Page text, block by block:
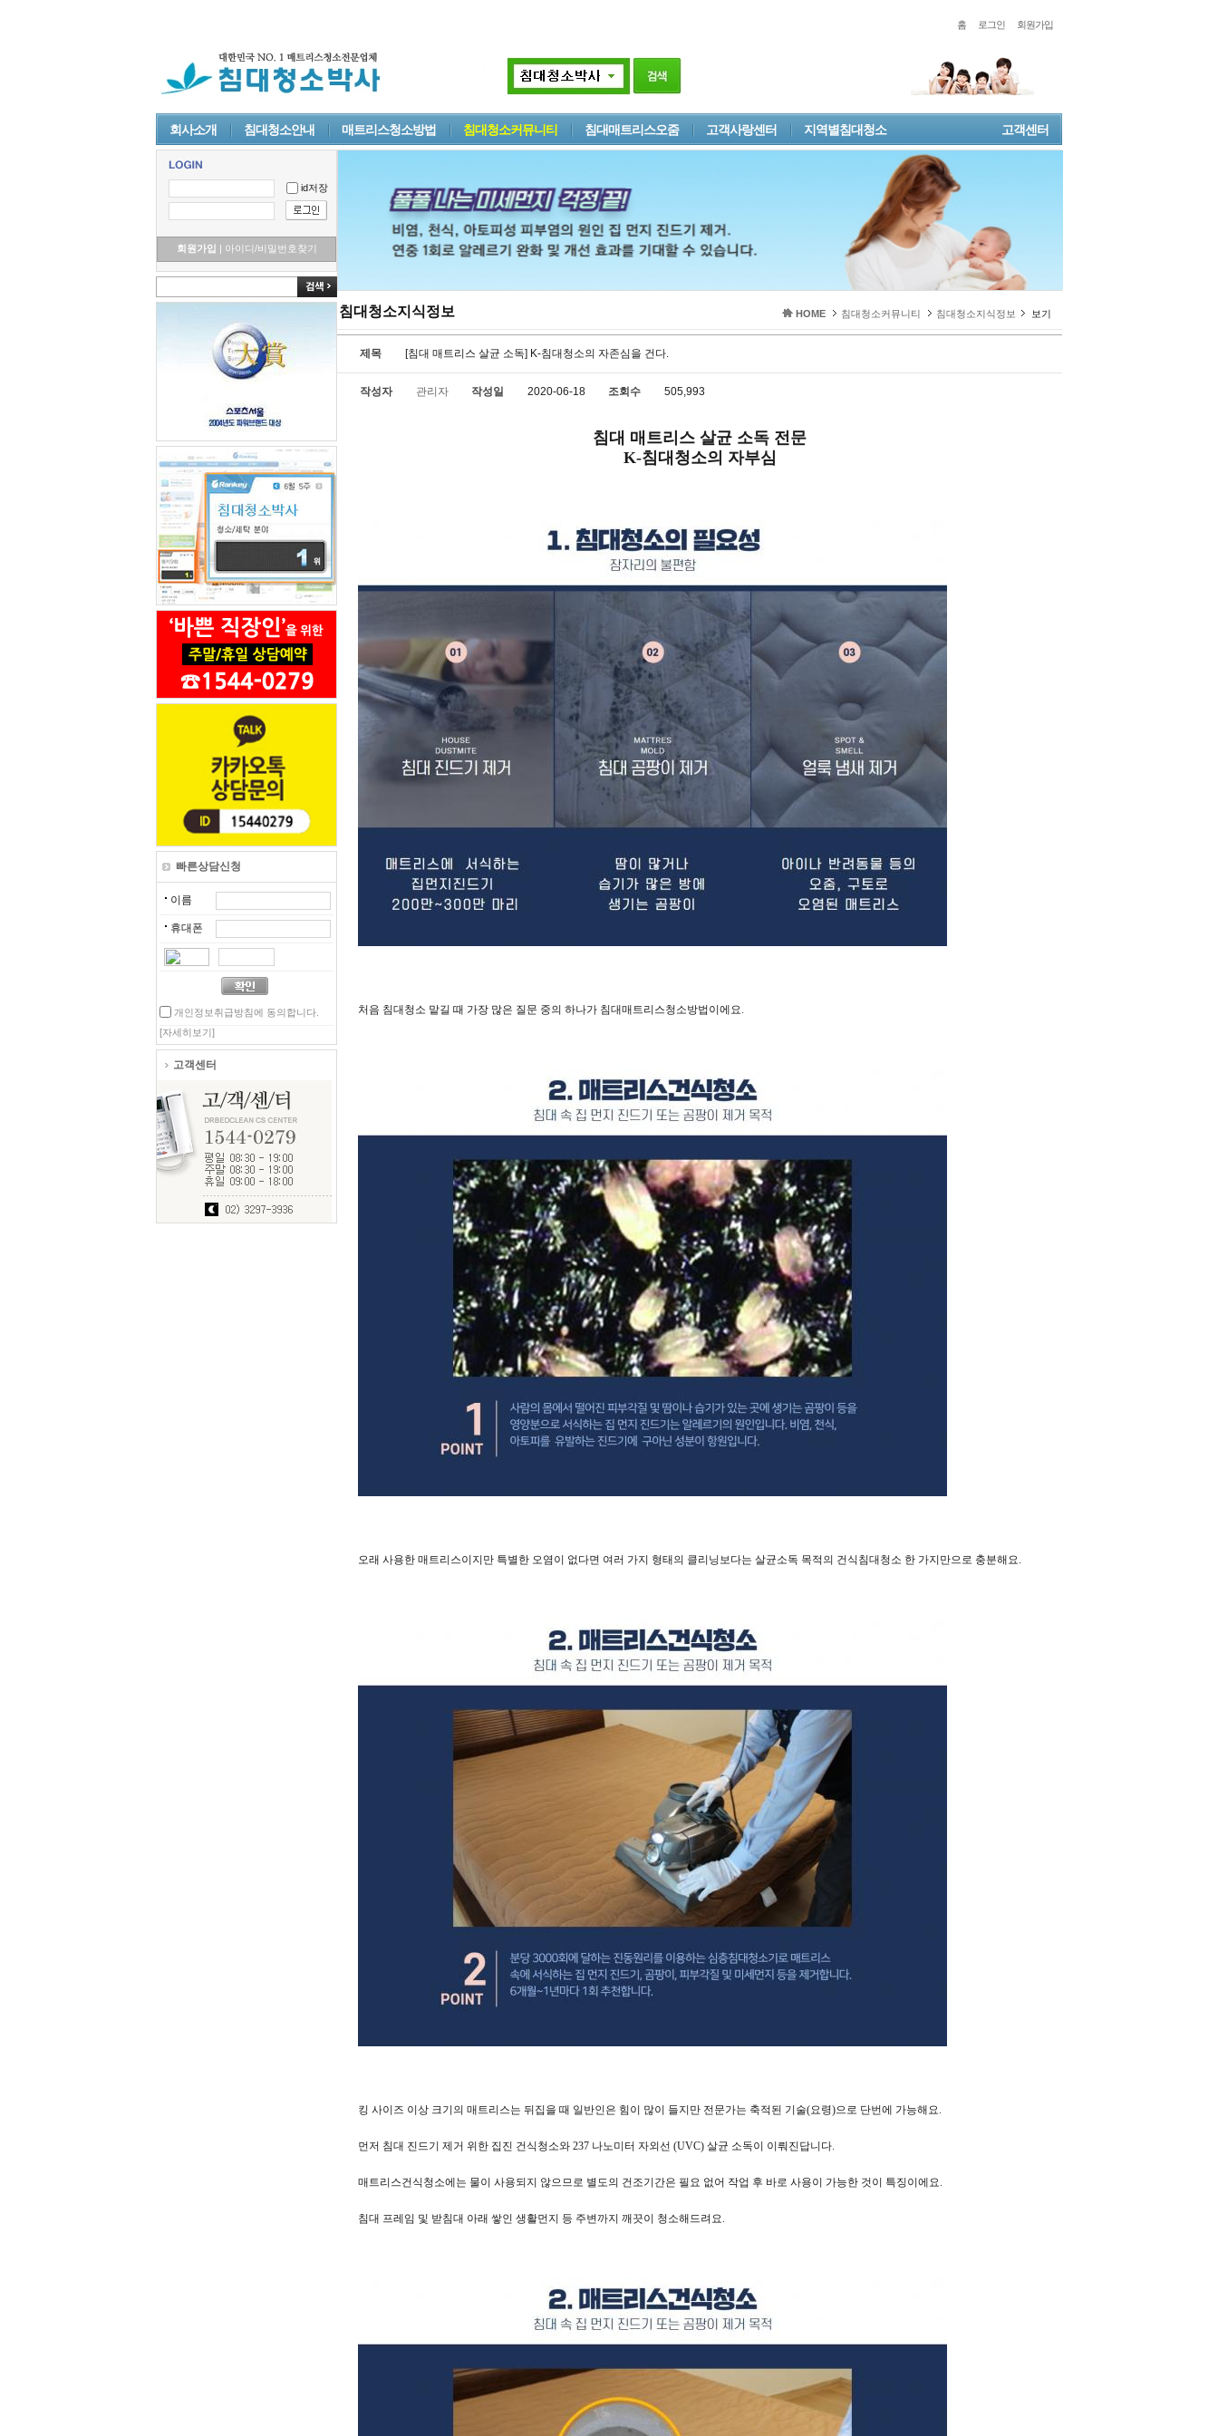
홈 로그인 회원가입
회사소개 침대청소안내 매트리스청소방법 침대청소커뮤니티 침대매트리스오줌 고객사랑센터 지역별침대청소 고객센터
id저장
회원가입 | 아이디/비밀번호찾기
빠른상담신청
이름
휴대폰
개인정보취급방침에 동의합니다.
[자세히보기]
고객센터
침대청소지식정보 HOME 침대청소커뮤니티 침대청소지식정보 보기
제목 [침대 매트리스 살균 소독] K-침대청소의 자존심을 건다.
작성자 관리자 작성일 2020-06-18 조회수 505,993
침대 매트리스 살균 소독 전문
K-침대청소의 자부심
처음 침대청소 맡길 때 가장 많은 질문 중의 하나가 침대매트리스청소방법이에요.
오래 사용한 매트리스이지만 특별한 오염이 없다면 여러 가지 형태의 클리닝보다는 살균소독 목적의 건식침대청소 한 가지만으로 충분해요.
킹 사이즈 이상 크기의 매트리스는 뒤집을 때 일반인은 힘이 많이 들지만 전문가는 축적된 기술(요령)으로 단번에 가능해요.
먼저 침대 진드기 제거 위한 집진 건식청소와 237 나노미터 자외선 (UVC) 살균 소독이 이뤄진답니다.
매트리스건식청소에는 물이 사용되지 않으므로 별도의 건조기간은 필요 없어 작업 후 바로 사용이 가능한 것이 특징이에요.
침대 프레임 및 받침대 아래 쌓인 생활먼지 등 주변까지 깨끗이 청소해드려요.